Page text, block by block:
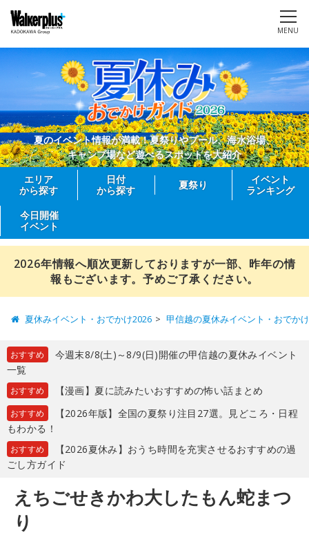
MENU
夏のイベント情報が満載！夏祭りやプール、海水浴場、
キャンプ場など遊べるスポットを大紹介
エリア
から探す
日付
から探す
夏祭り
イベント
ランキング
今日開催
イベント
2026年情報へ順次更新しておりますが一部、昨年の情
報もございます。予めご了承ください。
夏休みイベント・おでかけ2026 甲信越の夏休みイベント・おでか
おすすめ
今週末8/8(土)～8/9(日)開催の甲信越の夏休みイベント
一覧
おすすめ 【漫画】夏に読みたいおすすめの怖い話まとめ
おすすめ
【2026年版】全国の夏祭り注目27選。見どころ・日程
もわかる！
おすすめ
【2026夏休み】おうち時間を充実させるおすすめの過
ごし方ガイド
えちごせきかわ大したもん蛇まつ
り